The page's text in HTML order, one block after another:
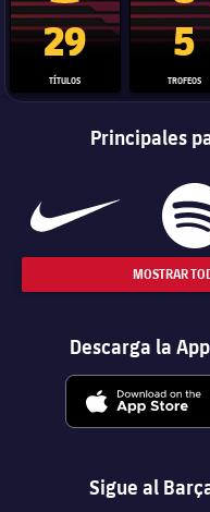
Trofeo de La Liga
29
TÍTULOS
5
TROFEOS
Principales
MOSTRAR
Descarga la
Sigue al